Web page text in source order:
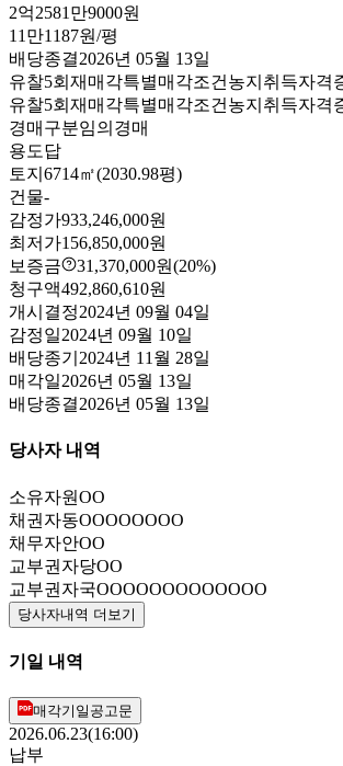
2억2581만9000원
11만1187원/평
배당종결2026년 05월 13일
유찰5회 재매각특별매각조건 농지취득자격
유찰5회 재매각특별매각조건 농지취득자격
경매구분임의경매
용도답
토지 6714㎡(2030.98평)
건물-
감정가933,246,000원
최저가156,850,000원
보증금
31,370,000원(20%)
청구액492,860,610원
개시결정2024년 09월 04일
감정일2024년 09월 10일
배당종기 2024년 11월 28일
매각일2026년 05월 13일
배당종결2026년 05월 13일
당사자 내역
소유자원OO
채권자동OOOOOOOO
채무자안OO
교부권자당OO
교부권자국OOOOOOOOOOOOO
당사자내역 더보기
기일 내역
매각기일공고문
2026.06.23(16:00)
납부